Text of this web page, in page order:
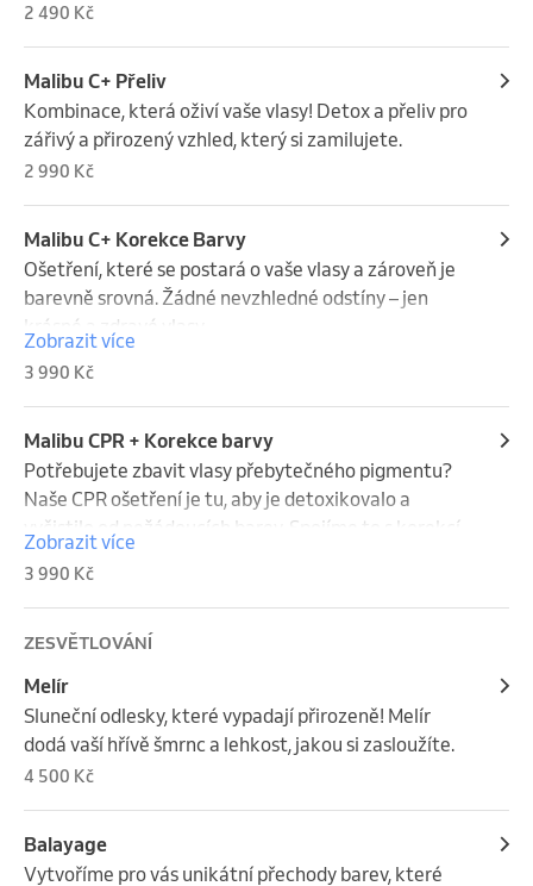
2 490 Kč
Malibu C+ Přeliv
Kombinace, která oživí vaše vlasy! Detox a přeliv pro
zářivý a přirozený vzhled, který si zamilujete.
2 990 Kč
Malibu C+ Korekce Barvy
Ošetření, které se postará o vaše vlasy a zároveň je
barevně srovná. Žádné nevzhledné odstíny – jen
krásné a zdravé vlasy.
Zobrazit více
3 990 Kč
Malibu CPR + Korekce barvy
Potřebujete zbavit vlasy přebytečného pigmentu?
Naše CPR ošetření je tu, aby je detoxikovalo a
vyčistilo od nežádoucích barev. Spojíme to s korekcí,
abyste dosáhli perfektního odstínu. Vaše vlasy se
vrátí do formy a budou zářit zdravím!
Zobrazit více
3 990 Kč
ZESVĚTLOVÁNÍ
Melír
Sluneční odlesky, které vypadají přirozeně! Melír
dodá vaší hřívě šmrnc a lehkost, jakou si zasloužíte.
4 500 Kč
Balayage
Vytvoříme pro vás unikátní přechody barev, které